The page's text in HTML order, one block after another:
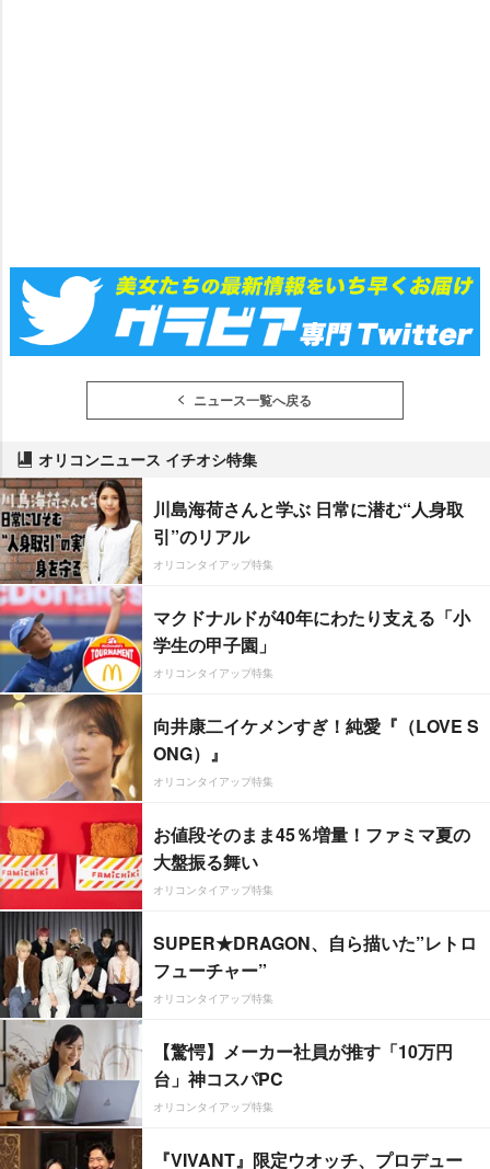
ニュース一覧へ戻る
オリコンニュース イチオシ特集
川島海荷さんと学ぶ 日常に潜む“人身取
引”のリアル
オリコンタイアップ特集
マクドナルドが40年にわたり支える「小
学生の甲子園」
オリコンタイアップ特集
向井康二イケメンすぎ！純愛『（LOVE S
ONG）』
オリコンタイアップ特集
お値段そのまま45％増量！ファミマ夏の
大盤振る舞い
オリコンタイアップ特集
SUPER★DRAGON、自ら描いた”レトロ
フューチャー”
オリコンタイアップ特集
【驚愕】メーカー社員が推す「10万円
台」神コスパPC
オリコンタイアップ特集
『VIVANT』限定ウオッチ、プロデュー